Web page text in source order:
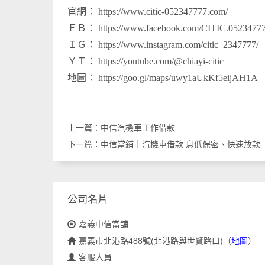
官網： https://www.citic-052347777.com/
ＦＢ： https://www.facebook.com/
ＩＧ： https://www.instagram.com/citic_2347777/
ＹＴ： https://youtube.com/@chiayi-citic
地圖： https://goo.gl/maps/uwy1aUkKf5eijAH1A
上一篇： 中信汽機車工作借款
下一篇： 中信當鋪｜汽機車借款 息低保密、快速放款
公司名片
嘉義中信當舖
嘉義市北港路488號(北港路與世賢路口) （地圖）
客服人員